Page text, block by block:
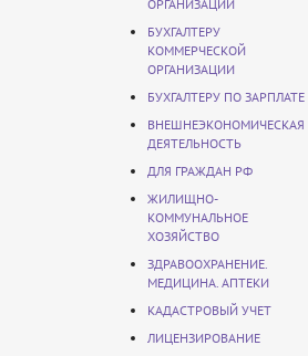
ОРГАНИЗАЦИИ
БУХГАЛТЕРУ
КОММЕРЧЕСКОЙ
ОРГАНИЗАЦИИ
БУХГАЛТЕРУ ПО ЗАРПЛАТЕ
ВНЕШНЕЭКОНОМИЧЕСКАЯ
ДЕЯТЕЛЬНОСТЬ
ДЛЯ ГРАЖДАН РФ
ЖИЛИЩНО-
КОММУНАЛЬНОЕ
ХОЗЯЙСТВО
ЗДРАВООХРАНЕНИЕ.
МЕДИЦИНА. АПТЕКИ
КАДАСТРОВЫЙ УЧЕТ
ЛИЦЕНЗИРОВАНИЕ